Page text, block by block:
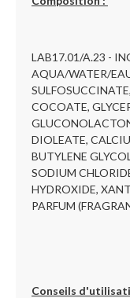
LAB17.01/A.23 -
AQUA/WATER/
COCOATE,
DIOLEATE,
BUTYLENE
SODIUM
HYDROXIDE,
PARFUM
Conseils